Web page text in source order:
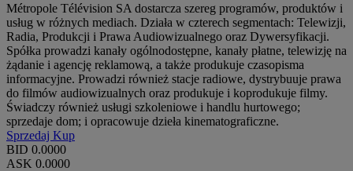
Métropole Télévision SA dostarcza szereg programów, produktów i
usług w różnych mediach. Działa w czterech segmentach: Telewizji,
Radia, Produkcji i Prawa Audiowizualnego oraz Dywersyfikacji.
Spółka prowadzi kanały ogólnodostępne, kanały płatne, telewizję na
żądanie i agencję reklamową, a także produkuje czasopisma
informacyjne. Prowadzi również stacje radiowe, dystrybuuje prawa
do filmów audiowizualnych oraz produkuje i koprodukuje filmy.
Świadczy również usługi szkoleniowe i handlu hurtowego;
sprzedaje dom; i opracowuje dzieła kinematograficzne.
Sprzedaj Kup
BID 0.0000
ASK 0.0000